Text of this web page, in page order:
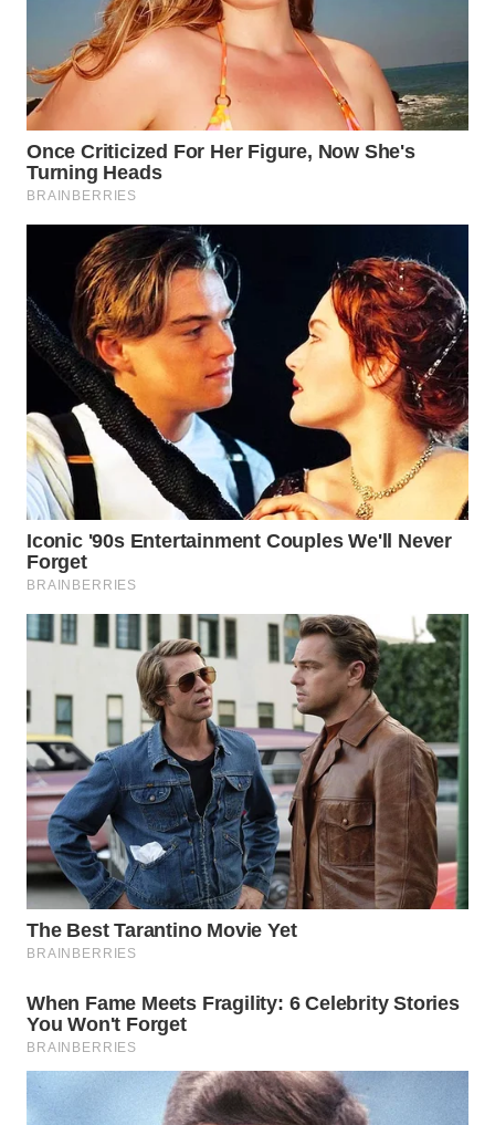
TRAVEL
WAHANA
WAHANANEWS
ID
WAHANANEWS
CO ID
WAHANANEWS
NET
WAHANA
SPORT
WAHANA
UMKM
WAHANA
SELEB
WAHANA
WAHANA
OTOMOTIF
WAHANA
HEALTH
WAHANA
DESA
WISATA
LAPAK
WAHANA
Wahana
Network